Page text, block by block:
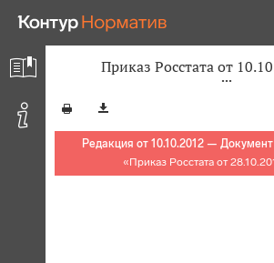
Приказ Росстата от
Редакция от 10.10.2012 — Документ
«Приказ Росстата от